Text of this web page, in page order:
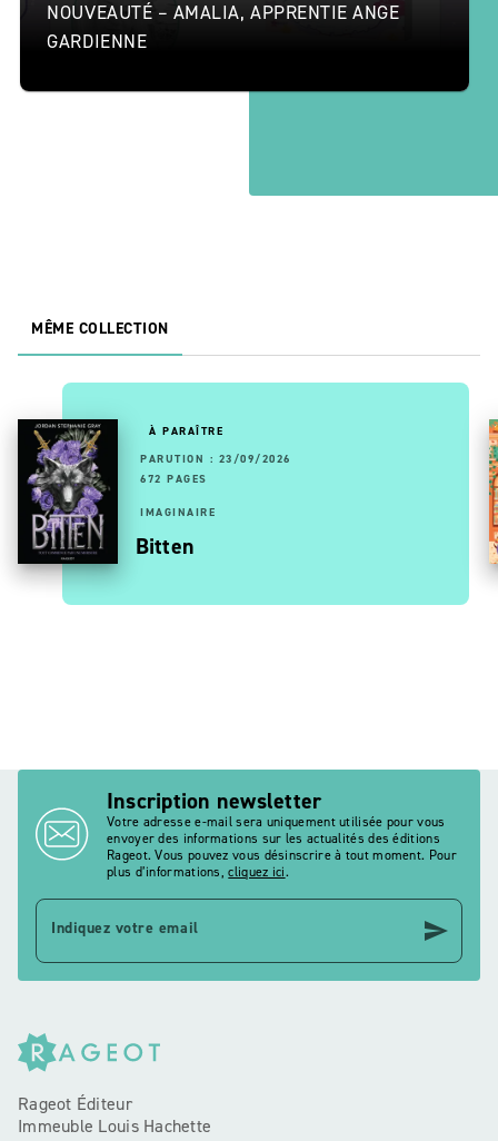
NOUVEAUTÉ – AMALIA, APPRENTIE ANGE
GARDIENNE
MÊME COLLECTION
À PARAÎTRE
PARUTION : 23/09/2026
672 PAGES
IMAGINAIRE
Bitten
Inscription newsletter
Votre adresse e-mail sera uniquement utilisée pour vous
envoyer des informations sur les actualités des éditions
Rageot. Vous pouvez vous désinscrire à tout moment. Pour
plus d’informations,cliquez ici.
Indiquez votre email send
Rageot Éditeur
Immeuble Louis Hachette